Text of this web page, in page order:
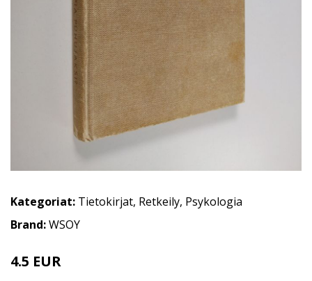
Kategoriat: Tietokirjat, Retkeily, Psykologia
Brand:WSOY
4.5 EUR